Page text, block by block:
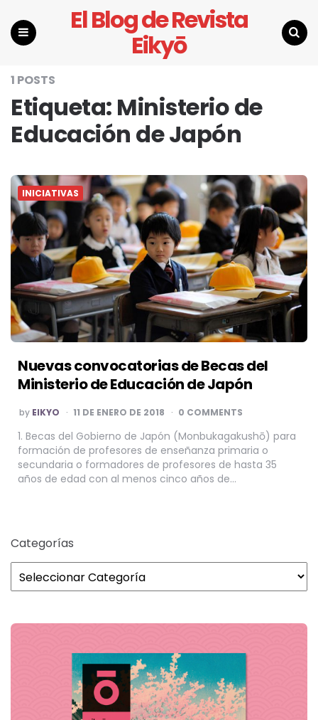
El Blog de Revista
Eikyō
1 POSTS
Etiqueta: Ministerio de
Educación de Japón
INICIATIVAS
Nuevas convocatorias de Becas del
Ministerio de Educación de Japón
POSTED
BY
by EIKYO 11 DE ENERO DE 2018 0 COMMENTS
1. Becas del Gobierno de Japón (Monbukagakushō) para
formación de profesores de enseñanza primaria o
secundaria o formadores de profesores de hasta 35
años de edad con al menos cinco años de…
Categorías